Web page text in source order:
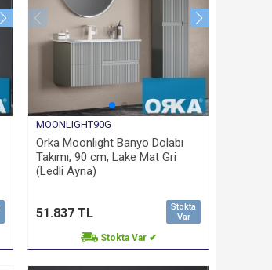
MOONLIGHT90G
Orka Moonlight Banyo Dolabı
Takımı, 90 cm, Lake Mat Gri
(Ledli Ayna)
Stokta
Var
51.837 TL
Stokta Var ✔